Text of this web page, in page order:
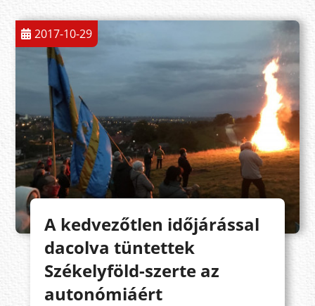
2017-10-29
A kedvezőtlen időjárással
dacolva tüntettek
Székelyföld-szerte az
autonómiáért